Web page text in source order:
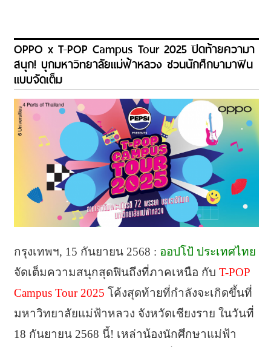
OPPO x T-POP Campus Tour 2025 ปิดท้ายความา
สนุก! บุกมหาวิทยาลัยแม่ฟ้าหลวง ชวนนักศึกษามาฟิน
แบบจัดเต็ม
กรุงเทพฯ, 15 กันยายน 2568 : ออปโป้ ประเทศไทย
จัดเต็มความสนุกสุดฟินถึงที่ภาคเหนือ กับ T-POP
Campus Tour 2025 โค้งสุดท้ายที่กำลังจะเกิดขึ้นที่
มหาวิทยาลัยแม่ฟ้าหลวง จังหวัดเชียงราย ในวันที่
18 กันยายน 2568 นี้! เหล่าน้องนักศึกษาแม่ฟ้า